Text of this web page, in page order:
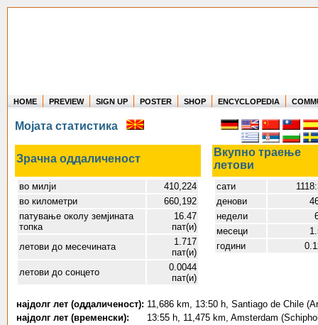
Where in the world have you flown?
How long have you been in the air?
Create your own FlightMemory and see!
HOME PREVIEW SIGN UP POSTER SHOP ENCYCLOPEDIA
Мојата статистика
Зрачна оддаличеност
Вкупно траење
летови
во милји
410,224
во километри
660,192
патување околу земјината
топка
16.47
пат(и)
летови до месечината
1.717
пат(и)
летови до сонцето
0.0044
пат(и)
сати
денови
недели
месеци
години
најдолг лет (оддаличеност): 11,686 km, 13:50 h, Santiago de Chile
најдолг лет (временски):
13:55 h, 11,475 km, Amsterdam